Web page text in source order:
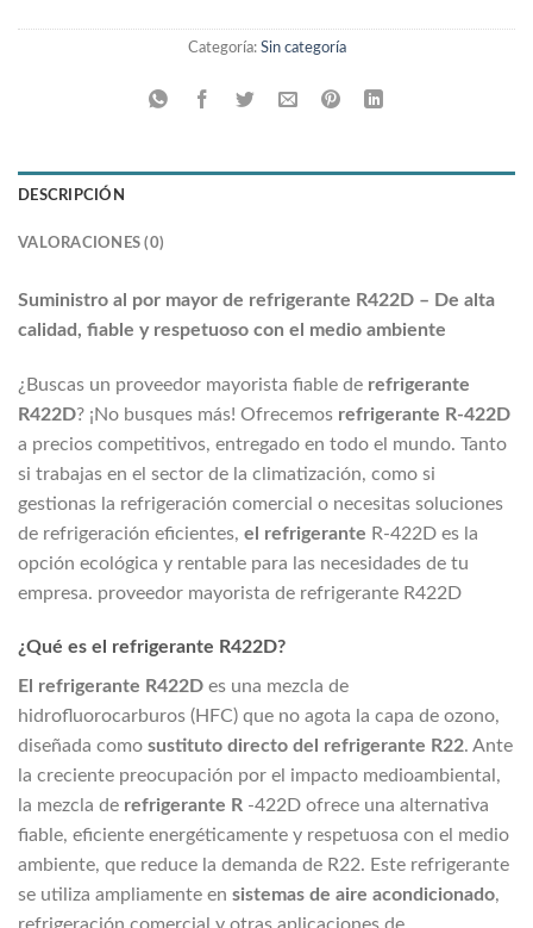
Categoría: Sin categoría
DESCRIPCIÓN
VALORACIONES (0)
Suministro al por mayor de refrigerante R422D – De alta
calidad, fiable y respetuoso con el medio ambiente
¿Buscas un proveedor mayorista fiable de refrigerante
R422D? ¡No busques más! Ofrecemos refrigerante R-422D
a precios competitivos, entregado en todo el mundo. Tanto
si trabajas en el sector de la climatización, como si
gestionas la refrigeración comercial o necesitas soluciones
de refrigeración eficientes, el refrigerante R-422D es la
opción ecológica y rentable para las necesidades de tu
empresa. proveedor mayorista de refrigerante R422D
¿Qué es el refrigerante R422D?
El refrigerante R422D es una mezcla de
hidrofluorocarburos (HFC) que no agota la capa de ozono,
diseñada como sustituto directo del refrigerante R22. Ante
la creciente preocupación por el impacto medioambiental,
la mezcla de refrigerante R -422D ofrece una alternativa
fiable, eficiente energéticamente y respetuosa con el medio
ambiente, que reduce la demanda de R22. Este refrigerante
se utiliza ampliamente en sistemas de aire acondicionado,